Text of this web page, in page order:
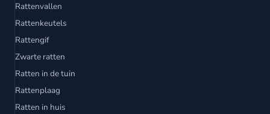
Rattenvallen
Rattenkeutels
Rattengif
Zwarte ratten
Ratten in de tuin
Rattenplaag
Ratten in huis